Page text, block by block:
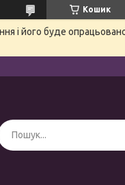
Кошик
його буде